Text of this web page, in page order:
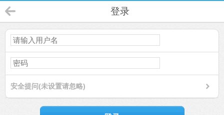
登录
安全提问(未设置请忽略)